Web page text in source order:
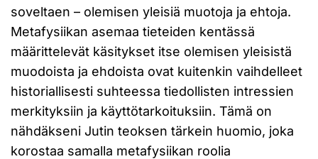
soveltaen – olemisen yleisiä muotoja ja ehtoja.
Metafysiikan asemaa tieteiden kentässä
määrittelevät käsitykset itse olemisen yleisistä
muodoista ja ehdoista ovat kuitenkin vaihdelleet
historiallisesti suhteessa tiedollisten intressien
merkityksiin ja käyttötarkoituksiin. Tämä on
nähdäkseni Jutin teoksen tärkein huomio, joka
korostaa samalla metafysiikan roolia